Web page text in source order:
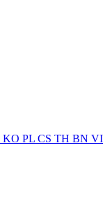
KO PL CS TH BN VI